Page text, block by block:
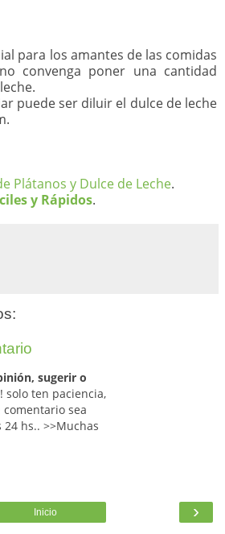
para los amantes de las comidas
convenga poner una cantidad
puede ser diluir el dulce de leche
Plátanos y Dulce de Leche.
y Rápidos.
sugerir o
solo ten paciencia,
sea
hs.. >>Muchas
›
Inicio